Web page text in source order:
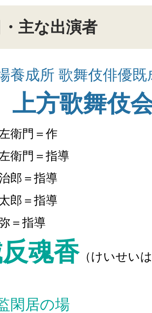
主な出演者
養成所 歌舞伎俳優
上方歌舞伎
衛門＝作
衛門＝指導
郎＝指導
郎＝指導
＝指導
魂香（けいせい
閑居の場